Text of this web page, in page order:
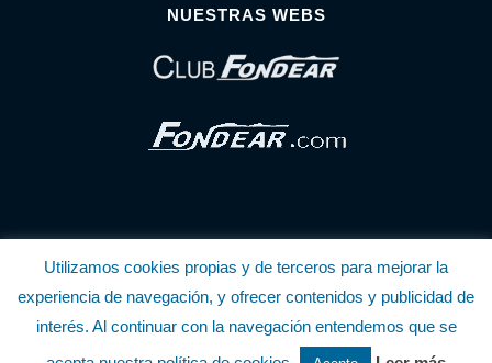
NUESTRAS WEBS
© Copyright Fondear, S.L.
Aunque se consideran exactas, declinamos toda responsabilidad sobre la
Utilizamos cookies propias y de terceros para mejorar la
experiencia de navegación, y ofrecer contenidos y publicidad de
interés. Al continuar con la navegación entendemos que se